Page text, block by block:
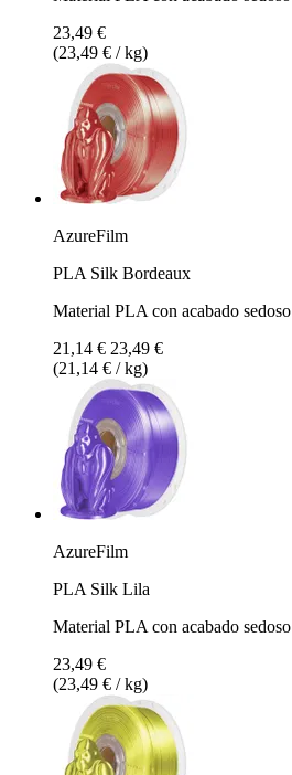
23,49 €
(23,49 € / kg)
AzureFilm
PLA Silk Bordeaux
Material PLA con acabado sedoso
21,14 € 23,49 €
(21,14 € / kg)
AzureFilm
PLA Silk Lila
Material PLA con acabado sedoso
23,49 €
(23,49 € / kg)